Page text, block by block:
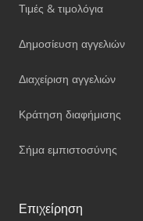
Τιμές & τιμολόγια
Δημοσίευση αγγελιών
Διαχείριση αγγελιών
Κράτηση διαφήμισης
Σήμα εμπιστοσύνης
Επιχείρηση